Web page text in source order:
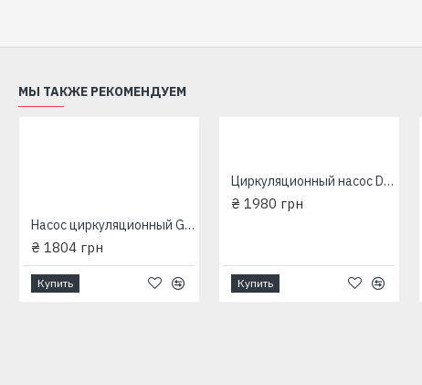
МЫ ТАКЖЕ РЕКОМЕНДУЕМ
Насос циркуляционный Grundfos (EuroAqua) UPS 25-40-180мм
₴ 1804 грн
Купить
Циркуляционный насос DAB 25/35/180мм
₴ 1980 грн
Купить
₴ 1804 грн
₴ 1980 грн